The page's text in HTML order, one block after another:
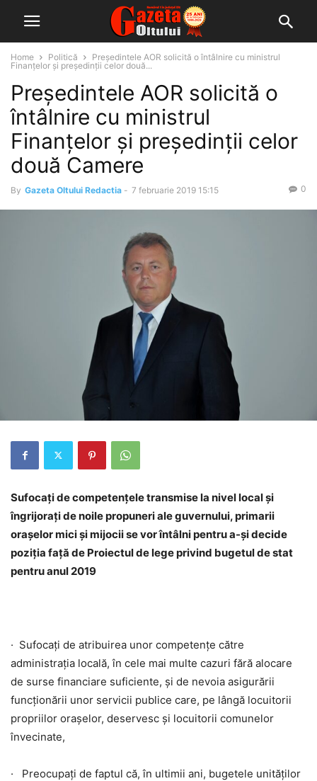
Home Politică
Președintele AOR solicită o întâlnire cu ministrul
Finanțelor și președinții celor două...
Președintele AOR solicită o
întâlnire cu ministrul
Finanțelor și președinții celor
două Camere
By Gazeta Oltului Redactia - 7 februarie 2019 15:15 0
Sufocaţi de competenţele transmise la nivel local și
îngrijorați de noile propuneri ale guvernului, primarii
orașelor mici și mijocii se vor întâlni pentru a-și decide
poziția față de Proiectulde lege privind bugetul de stat
pentru anul 2019
· Sufocaţi de atribuirea unor competențe către
administrația locală, în cele mai multe cazuri fără alocare
de surse financiare suficiente, şi de nevoia asigurării
funcţionării unor servicii publice care, pe lângă locuitorii
propriilor orașelor, deservesc şi locuitorii comunelor
învecinate,
· Preocupați de faptul că, în ultimii ani, bugetele unităţilor